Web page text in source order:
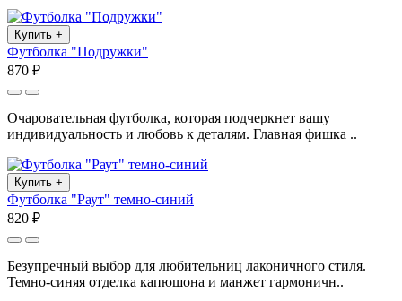
Купить +
Футболка "Подружки"
870 ₽
Очаровательная футболка, которая подчеркнет вашу
индивидуальность и любовь к деталям. Главная фишка ..
Купить +
Футболка "Раут" темно-синий
820 ₽
Безупречный выбор для любительниц лаконичного стиля.
Темно-синяя отделка капюшона и манжет гармоничн..